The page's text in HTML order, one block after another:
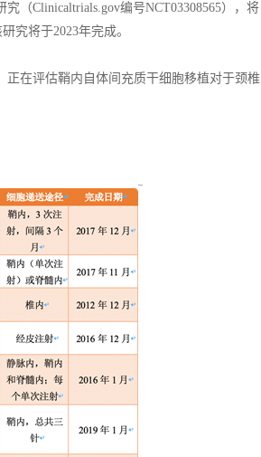
（Clinicaltrials.gov编号NCT03308565），将
究将于2023年完成。
正在评估鞘内自体间充质干细胞移植对于颈椎